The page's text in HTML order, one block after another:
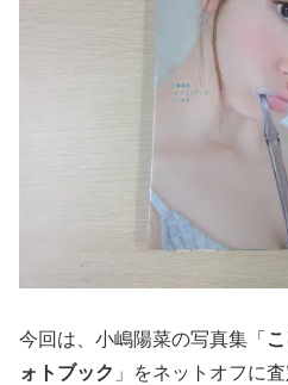
今回は、小嶋陽菜の写真集「
ォトブック 」をネットオフに